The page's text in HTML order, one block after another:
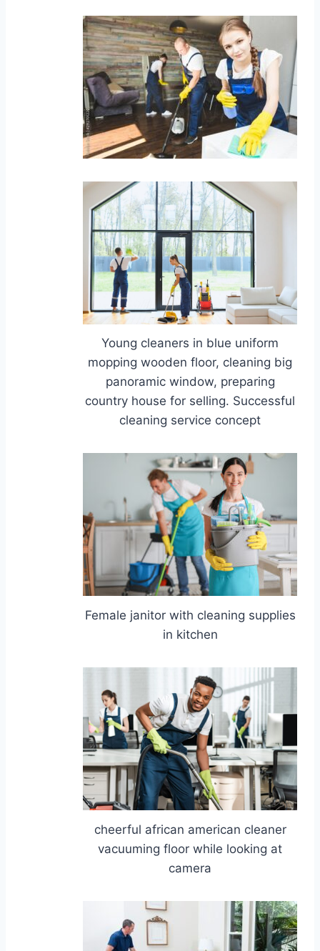
Young cleaners in blue uniform
mopping wooden floor, cleaning big
panoramic window, preparing
country house for selling. Successful
cleaning service concept
Female janitor with cleaning supplies
in kitchen
cheerful african american cleaner
vacuuming floor while looking at
camera